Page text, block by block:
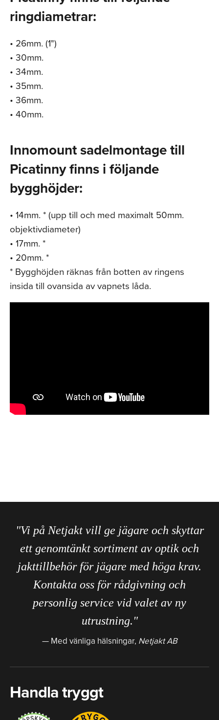
ringdiametrar:
• 26mm. (1")
• 30mm.
• 34mm.
• 35mm.
• 36mm.
• 40mm.
Innomount sadelmontage till
Picatinny finns i följande
bygghöjder:
• 14mm. * (upp till och med maximalt 50mm.
objektivdiameter)
• 17mm. *
• 20mm. *
* Bygghöjden räknas från botten av ringens
insida till ovansida av vapnets låda.
"Vi på Netjakt vill ge jägare och skyttar
ett genomtänkt sortiment av optik och
jakttillbehör för jägare med höga krav.
Kontakta oss för rådgivning och
personlig service vid valet av ny
utrustning."
Med vänliga hälsningar, Netjakt AB
Handla tryggt